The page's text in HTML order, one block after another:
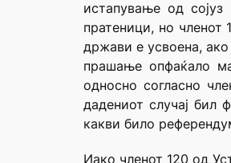
истапување од
пратеници, но членот
држави е усвоена,
прашање опфаќало
односно согласно
дадениот случај бил
какви било
Иако членот 120 од